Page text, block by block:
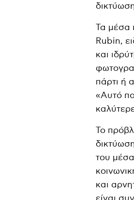
Τα μέσα
Rubin,
και
πάρτι ή
«Αυτό
Το
του
και